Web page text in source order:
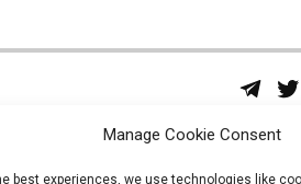
Manage Cookie Consent
best experiences, we use technologies like